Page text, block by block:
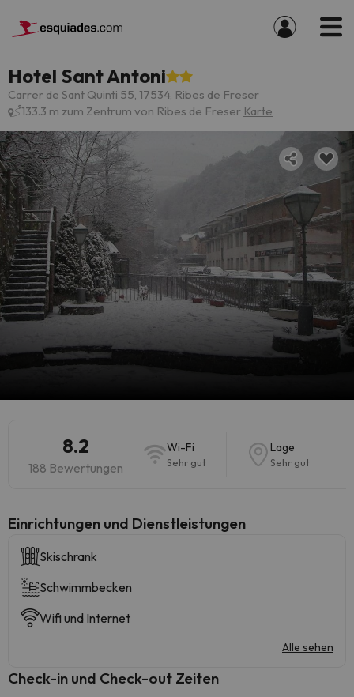
Hotel Sant Antoni
Carrer de Sant Quinti 55, 17534, Ribes de Freser
133.3 m zum Zentrum von Ribes de Freser Karte
8.2
188 Bewertungen
Wi-Fi
Sehr gut
Lage
Sehr gut
​Einrichtungen und Dienstleistungen
Skischrank
Schwimmbecken
Wifi und Internet
Alle sehen
Check-in und Check-out Zeiten